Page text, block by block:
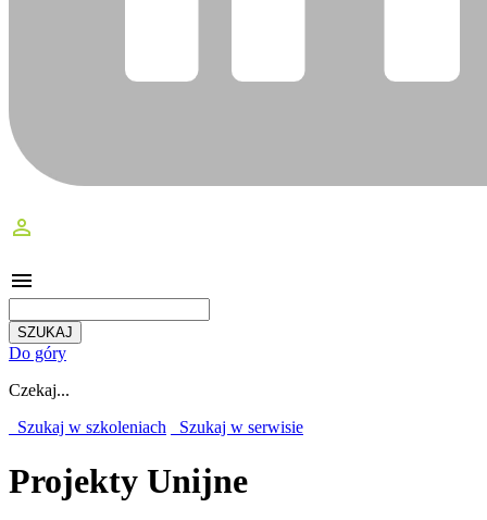
perm_identity
menu
Do góry
Czekaj...
Szukaj w szkoleniach
Szukaj w serwisie
Projekty Unijne